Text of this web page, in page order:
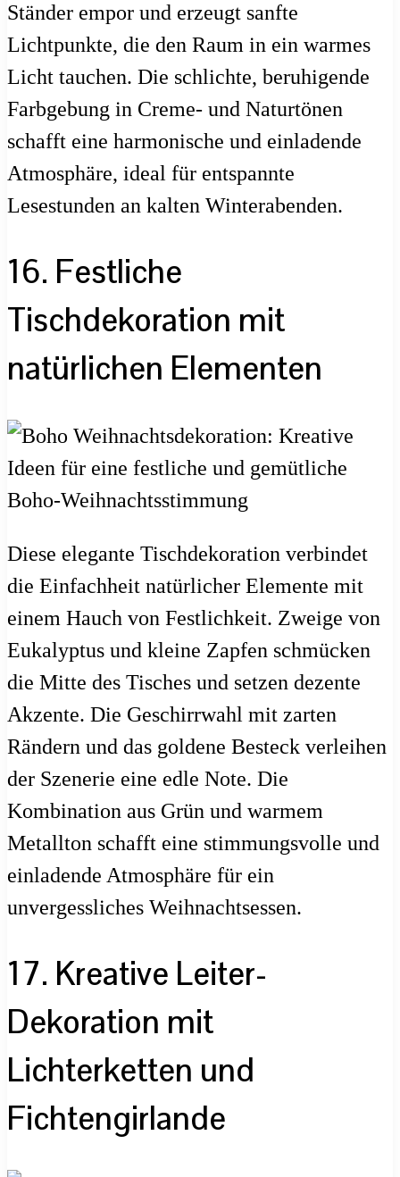
Ständer empor und erzeugt sanfte
Lichtpunkte, die den Raum in ein warmes
Licht tauchen. Die schlichte, beruhigende
Farbgebung in Creme- und Naturtönen
schafft eine harmonische und einladende
Atmosphäre, ideal für entspannte
Lesestunden an kalten Winterabenden.
16. Festliche
Tischdekoration mit
natürlichen Elementen
Diese elegante Tischdekoration verbindet
die Einfachheit natürlicher Elemente mit
einem Hauch von Festlichkeit. Zweige von
Eukalyptus und kleine Zapfen schmücken
die Mitte des Tisches und setzen dezente
Akzente. Die Geschirrwahl mit zarten
Rändern und das goldene Besteck verleihen
der Szenerie eine edle Note. Die
Kombination aus Grün und warmem
Metallton schafft eine stimmungsvolle und
einladende Atmosphäre für ein
unvergessliches Weihnachtsessen.
17. Kreative Leiter-
Dekoration mit
Lichterketten und
Fichtengirlande